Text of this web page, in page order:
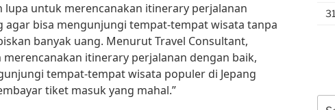
lupa untuk merencanakan itinerary perjalanan
agar bisa mengunjungi tempat-tempat wisata tanpa
banyak uang. Menurut Travel Consultant,
merencanakan itinerary perjalanan dengan baik,
tempat-tempat wisata populer di Jepang
tiket masuk yang mahal.”
31